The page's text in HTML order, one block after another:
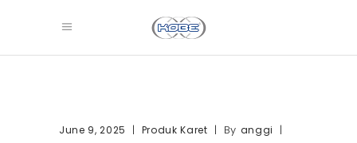
June 9, 2025 Produk Karet By anggi